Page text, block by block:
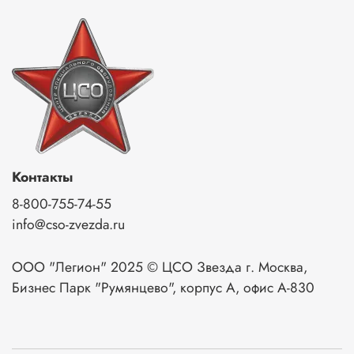
Контакты
8-800-755-74-55
info@cso-zvezda.ru
ООО "Легион" 2025 © ЦСО Звезда г. Москва,
Бизнес Парк "Румянцево", корпус А, офис А-830